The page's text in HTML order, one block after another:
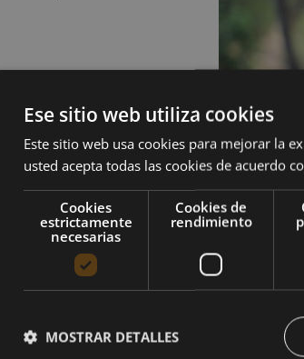
ejercicio y para uso
tipo de sujetador? No
que tienes al
ciclo
Ese sitio web utiliza cookies
Este sitio web usa cookies para mejorar la
usted acepta todas las cookies de acuerdo
Cookies
estrictamente
necesarias
Cookies de
rendimiento
MOSTRAR DETALLES